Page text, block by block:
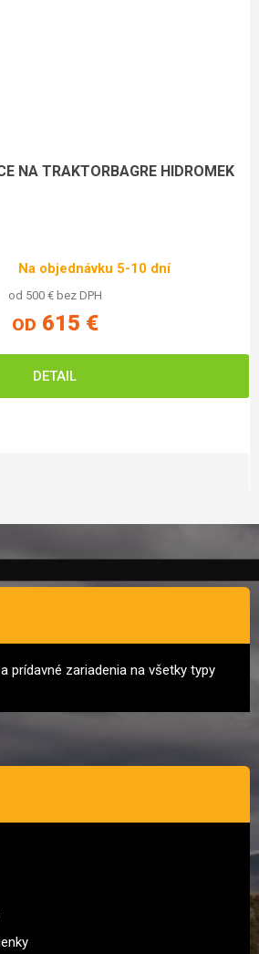
NA TRAKTORBAGRE HIDROMEK
Na objednávku 5-10 dní
od 500 € bez DPH
OD 615 €
DETAIL
prídavné zariadenia na všetky typy